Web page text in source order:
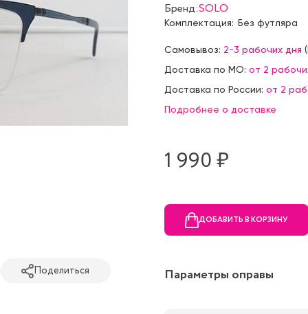
Поделиться
Бренд:SOLO
Комплектация: Без футляра
Самовывоз: 2-3 рабочих дня (
Доставка по МО: от 2
Доставка по России: от 2
Подробнее о доставке
1 990 ₷
ДОБАВИТЬ В КОРЗИНУ
Параметры оправы